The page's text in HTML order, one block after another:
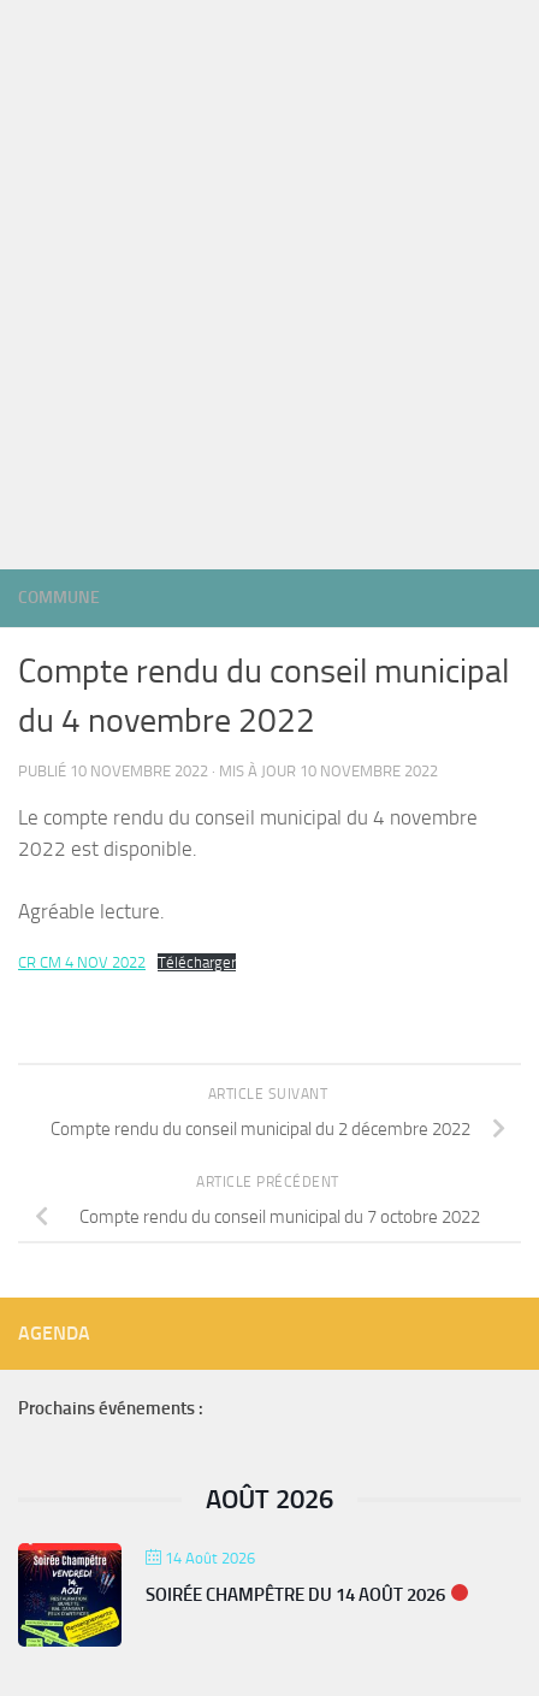
COMMUNE
Compte rendu du conseil municipal
du 4 novembre 2022
PUBLIÉ 10 NOVEMBRE 2022 · MIS À JOUR 10 NOVEMBRE 2022
Le compte rendu du conseil municipal du 4 novembre
2022 est disponible.
Agréable lecture.
CR CM 4 NOV 2022 Télécharger
ARTICLE SUIVANT
Compte rendu du conseil municipal du 2 décembre 2022
ARTICLE PRÉCÉDENT
Compte rendu du conseil municipal du 7 octobre 2022
AGENDA
Prochains événements :
AOÛT 2026
14 Août 2026
SOIRÉE CHAMPÊTRE DU 14 AOÛT 2026